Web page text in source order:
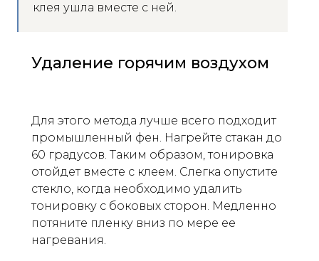
клея ушла вместе с ней.
Удаление горячим воздухом
Для этого метода лучше всего подходит
промышленный фен. Нагрейте стакан до
60 градусов. Таким образом, тонировка
отойдет вместе с клеем. Слегка опустите
стекло, когда необходимо удалить
тонировку с боковых сторон. Медленно
потяните пленку вниз по мере ее
нагревания.